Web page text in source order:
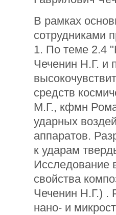
В рамках
сотрудниками
1. По теме 2.4
Чеченин Н.Г. и
средств
М.Г., кфмн
ударных
аппаратов.
к ударам
Исследование
свойства
Чеченин Н.Г.) .
нано- и